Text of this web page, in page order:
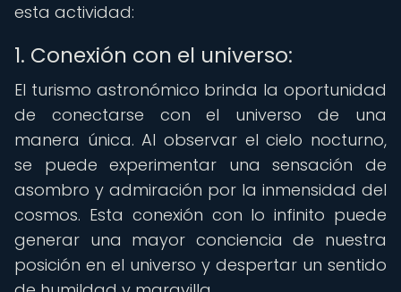
esta actividad:
1. Conexión con el universo:
El turismo astronómico brinda la oportunidad
de conectarse con el universo de una
manera única. Al observar el cielo nocturno,
se puede experimentar una sensación de
asombro y admiración por la inmensidad del
cosmos. Esta conexión con lo infinito puede
generar una mayor conciencia de nuestra
posición en el universo y despertar un sentido